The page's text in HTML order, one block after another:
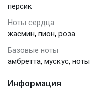
персик
Ноты сердца
жасмин, пион, роза
Базовые ноты
амбретта, мускус, ноты
Информация